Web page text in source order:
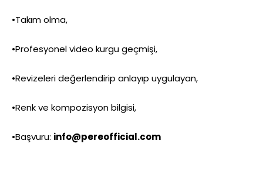
•Takım olma,
•Profesyonel video kurgu geçmişi,
•Revizeleri değerlendirip anlayıp uygulayan,
•Renk ve kompozisyon bilgisi,
•Başvuru: info@pereofficial.com